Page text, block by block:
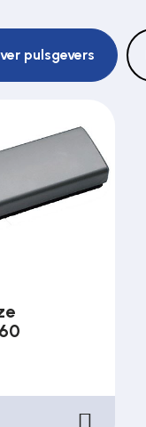
pulsgevers